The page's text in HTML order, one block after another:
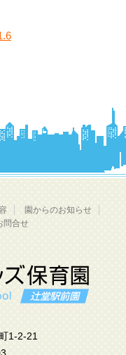
園からのお知らせ
問合せ
1-2-21